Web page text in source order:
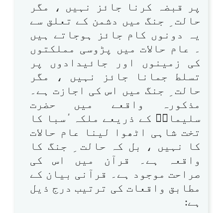
پر قبضہ کرنا جائز نہیں ، مگر
حالت ِ جنگ میں دشمن کے تعلق سے
یہ دونوں کام جائز ہوجاتے ہیں
۔ عام حالات میں پڑوسی مملکتوں
کی زمینوں اور جائیدادوں پر
تسلط جمانا جائز نہیں ، مگر
حالت ِ جنگ میں اس کی اجازت ہے۔
مذکورہ واقعے میں حضرت
سلیمانؑ کے ذریعے ملکہ ٔسبا کا
تخت شاہی اٹھوا لینا عام حالات
کا نہیں ، بل کہ حالت ِ جنگ کا
واقعہ ہے۔ قرآن میں اس کی
صراحت موجود ہے۔ قرآنی بیان کے
مطابق واقعات کی ترتیب درج ذیل
ہے: